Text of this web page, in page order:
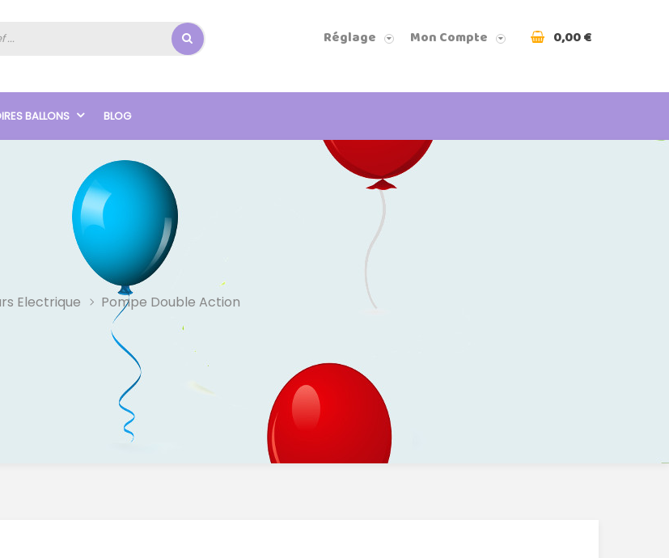
Réglage Mon Compte 0,00 €
BALLONS BLOG
Electrique Pompe Double Action